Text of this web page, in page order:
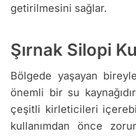
getirilmesini sağlar.
Şırnak Silopi
Bölgede yaşayan
önemli bir su
çeşitli kirleticileri
kullanımdan önce